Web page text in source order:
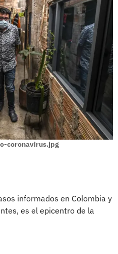
coronavirus.jpg
informados en Colombia y
es el epicentro de la